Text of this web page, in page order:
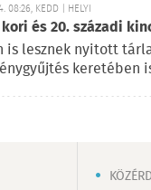
08:26, KEDD | HELYI
és 20. századi
is lesznek nyitott